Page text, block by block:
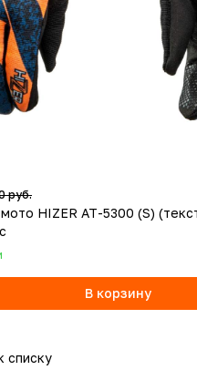
руб.
HIZER AT-5300 (S)
В корзину
списку